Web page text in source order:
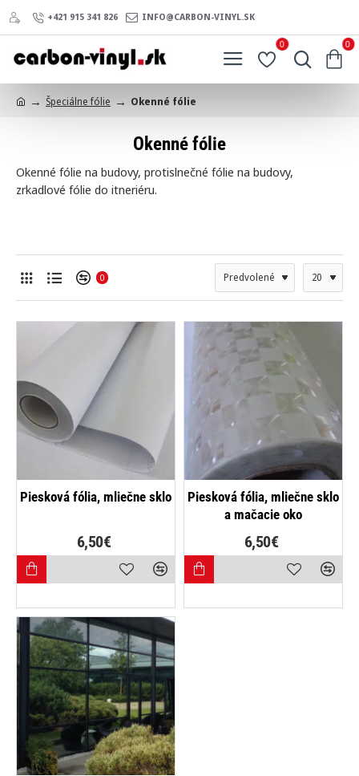
+421 915 341 826 INFO@CARBON-VINYL.SK
0 0
Špeciálne fólie Okenné fólie
Okenné fólie
Okenné fólie na budovy, protislnečné fólie na budovy,
zrkadlové fólie do itneriéru.
0
NAJPREDÁVANEJŠIE
Piesková fólia, mliečne sklo
6,50€
Piesková fólia, mliečne sklo
a mačacie oko
6,50€